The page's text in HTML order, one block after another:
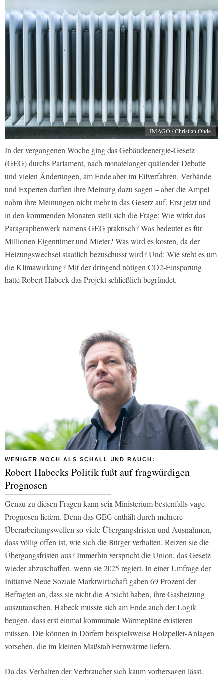
IMAGO / Christian Ohde
In der vergangenen Woche ging das Gebäudeenergie-Gesetz
(GEG) durchs Parlament, nach monatelanger quälender Debatte
und vielen Änderungen, am Ende aber im Eilverfahren. Verbände
und Experten durften ihre Meinung dazu sagen – aber die Ampel
nahm ihre Meinungen nicht mehr in das Gesetz auf. Erst jetzt und
in den kommenden Monaten stellt sich die Frage: Wie wirkt das
Paragraphenwerk namens GEG praktisch? Was bedeutet es für
Millionen Eigentümer und Mieter? Was wird es kosten, da der
Heizungswechsel staatlich bezuschusst wird? Und: Wie steht es um
die Klimawirkung? Mit der dringend nötigen CO2-Einsparung
hatte Robert Habeck das Projekt schließlich begründet.
WENIGER NOCH ALS SCHALL UND RAUCH:
Robert Habecks Politik fußt auf fragwürdigen
Prognosen
Genau zu diesen Fragen kann sein Ministerium bestenfalls vage
Prognosen liefern. Denn das GEG enthält durch mehrere
Überarbeitungswellen so viele Übergangsfristen und Ausnahmen,
dass völlig offen ist, wie sich die Bürger verhalten. Reizen sie die
Übergangsfristen aus? Immerhin verspricht die Union, das Gesetz
wieder abzuschaffen, wenn sie 2025 regiert. In einer Umfrage der
Initiative Neue Soziale Marktwirtschaft gaben 69 Prozent der
Befragten an, dass sie nicht die Absicht haben, ihre Gasheizung
auszutauschen. Habeck musste sich am Ende auch der Logik
beugen, dass erst einmal kommunale Wärmepläne existieren
müssen. Die können in Dörfern beispielsweise Holzpellet-Anlagen
vorsehen, die im kleinen Maßstab Fernwärme liefern.
Da das Verhalten der Verbraucher sich kaum vorhersagen lässt,